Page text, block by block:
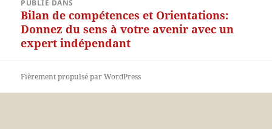
l’article
PUBLIÉ DANS
Bilan de compétences et Orientations:
Donnez du sens à votre avenir avec un
expert indépendant
Fièrement propulsé par WordPress